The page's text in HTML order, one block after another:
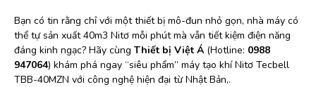
Bạn có tin rằng chỉ với một thiết bị mô-đun nhỏ gọn, nhà máy có
thể tự sản xuất 40m3 Nitơ mỗi phút mà vẫn tiết kiệm điện năng
đáng kinh ngạc? Hãy cùng Thiết bị Việt Á (Hotline: 0988
947064) khám phá ngay “siêu phẩm” máy tạo khí Nitơ Tecbell
TBB-40MZN với công nghệ hiện đại từ Nhật Bản,.